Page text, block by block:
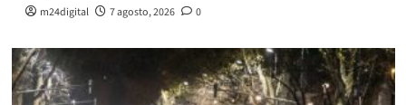
m24digital 7 agosto, 2026 0